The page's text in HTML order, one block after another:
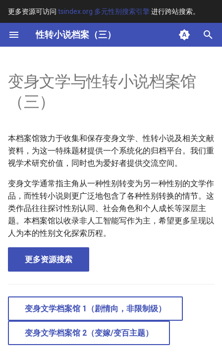
更多资源可访问 tsindex.org 多元性别搜索引擎 进行跨站搜索。
性转小说档案（三）
键
开
索
📁 子目录
变身与性转题材
相关文献与研究
格式支持
相关网站导航
我们的愿景
使用须知
变身文学与性转小说档案馆
（三）
本档案馆致力于收集和保存变身文学、性转小说及相关文献
资料，为这一特殊题材提供一个系统化的归档平台。我们重
视学术研究价值，同时也为爱好者提供交流空间。
变身文学通常指主角从一种性别转变为另一种性别的文学作
品，而性转小说则更广泛地包含了各种性别转换的情节。这
类作品往往探讨性别认同、社会角色和个人成长等深层主
题。本档案馆以收录非人工智能写作为主，希望更多呈现以
人为本的性别文化探索历程。
更多资源搜索
变身文学档案馆 1（剧情向，非限制级）
变身文学档案馆 2（变嫁/变百主题）